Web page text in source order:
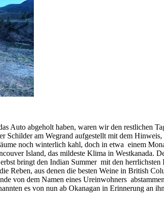
Auto abgeholt haben, waren wir den restlichen
Schilder am Wegrand aufgestellt mit dem
noch winterlich kahl, doch in etwa einem
Island, das mildeste Klima in Westkanada.
bringt den Indian Summer mit den
Reben, aus denen die besten Weine in British
von dem Namen eines Ureinwohners
es von nun ab Okanagan in Erinnerung an